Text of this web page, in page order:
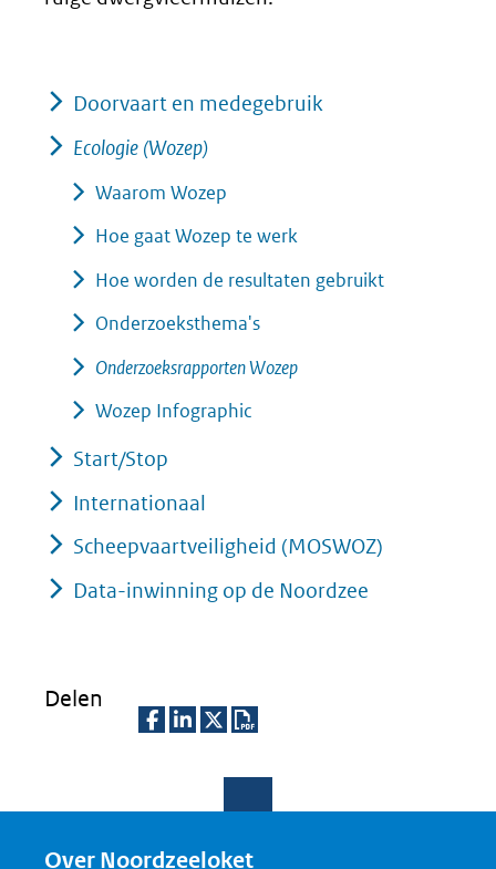
Doorvaart en medegebruik
Ecologie (Wozep)
Waarom Wozep
Hoe gaat Wozep te werk
Hoe worden de resultaten gebruikt
Onderzoeksthema's
Onderzoeksrapporten Wozep
Wozep Infographic
Start/Stop
Internationaal
Scheepvaartveiligheid (MOSWOZ)
Data-inwinning op de Noordzee
Delen
e
e
e
n
Over Noordzeeloket